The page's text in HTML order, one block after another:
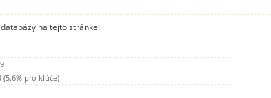
na tejto stránke:
(5.6% pro klúče)